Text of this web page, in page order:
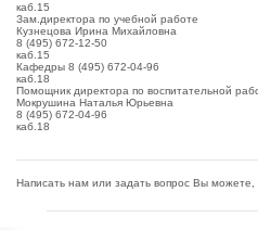
каб.15
Зам.директора по учебной работе
Кузнецова Ирина Михайловна
8 (495) 672-12-50
каб.15
Кафедры 8 (495) 672-04-96
каб.18
Помощник директора по воспитательной
Мокрушина Наталья Юрьевна
8 (495) 672-04-96
каб.18
Написать нам или задать вопрос Вы можете,